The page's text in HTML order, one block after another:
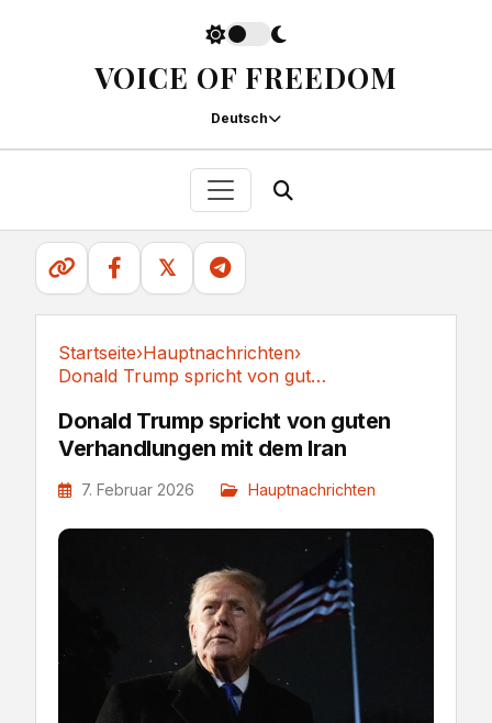
VOICE OF FREEDOM
Deutsch
𝕏
Startseite›Hauptnachrichten›
Donald Trump spricht von guten Verhandlungen...
Donald Trump spricht von guten
Verhandlungen mit dem Iran
7. Februar 2026 Hauptnachrichten